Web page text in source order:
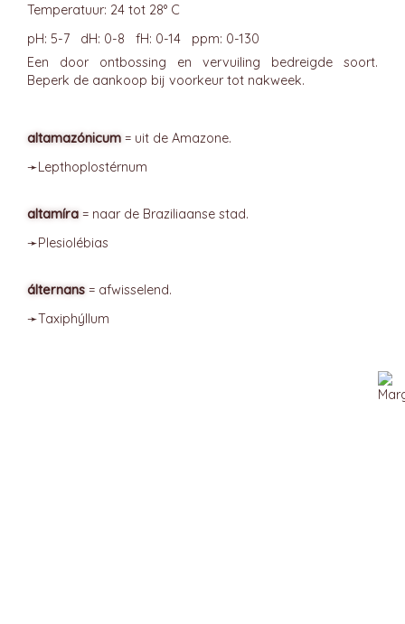
Temperatuur: 24 tot 28° C
pH: 5-7 dH: 0-8 fH: 0-14 ppm: 0-130
Een door ontbossing en vervuiling bedreigde soort.
Beperk de aankoop bij voorkeur tot nakweek.
altamazónicum = uit de Amazone.
➛Lepthoplostérnum
altamíra = naar de Braziliaanse stad.
➛Plesiolébias
álternans = afwisselend.
➛Taxiphýllum